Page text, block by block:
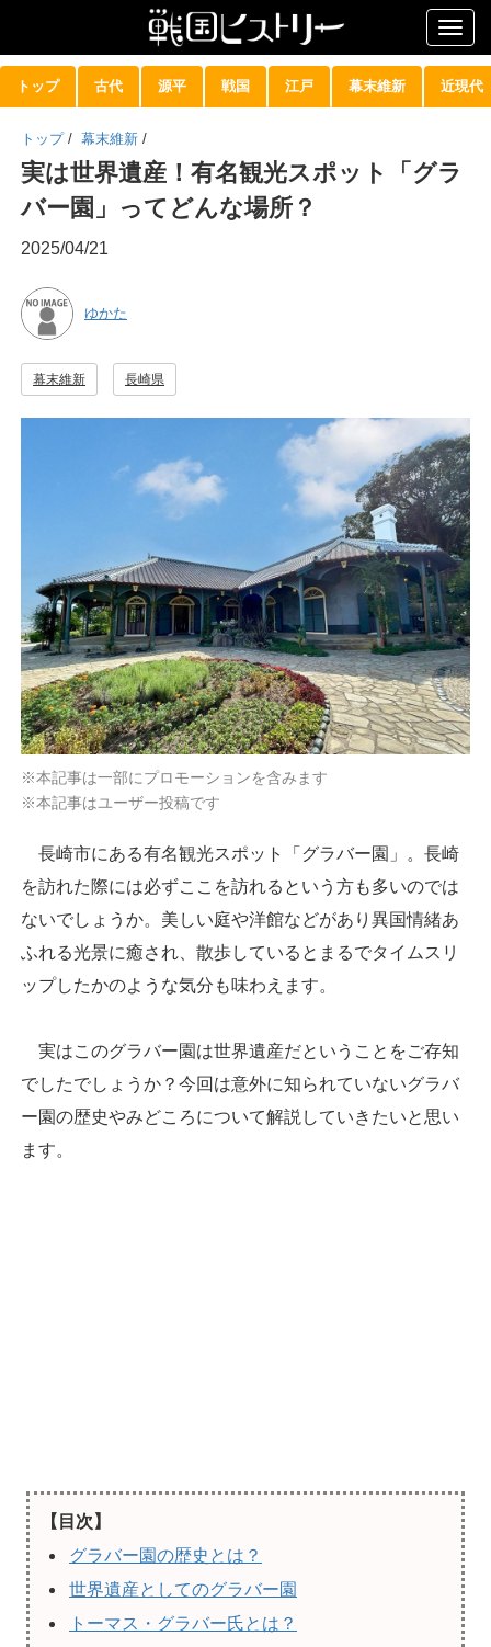
トップ 古代 源平 戦国 江戸 幕末維新 近現代
トップ / 幕末維新 /
実は世界遺産！有名観光スポット「グラ
バー園」ってどんな場所？
2025/04/21
ゆかた
幕末維新 長崎県
※本記事は一部にプロモーションを含みます
※本記事はユーザー投稿です
長崎市にある有名観光スポット「グラバー園」。長崎
を訪れた際には必ずここを訪れるという方も多いのでは
ないでしょうか。美しい庭や洋館などがあり異国情緒あ
ふれる光景に癒され、散歩しているとまるでタイムスリ
ップしたかのような気分も味わえます。
実はこのグラバー園は世界遺産だということをご存知
でしたでしょうか？今回は意外に知られていないグラバ
ー園の歴史やみどころについて解説していきたいと思い
ます。
【目次】
グラバー園の歴史とは？
世界遺産としてのグラバー園
トーマス・グラバー氏とは？